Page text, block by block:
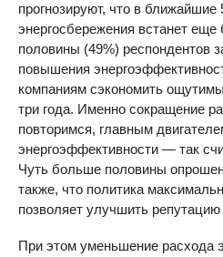
прогнозируют, что в ближайшие
энергосбережения встанет
половины (49%) респондентов
повышения
компаниям сэкономить
три года. Именно сокращение
повторимся, главным
энергоэффективности — так
Чуть больше половины
также, что политика
позволяет улучшить репутацию
При этом уменьшение расхода